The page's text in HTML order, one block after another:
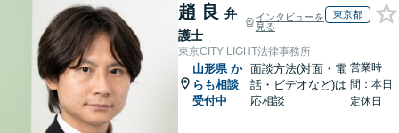
趙 良 弁
護士
インタビューを
見る
東京都
東京CITY LIGHT法律事務所
山形県 か
らも相談
受付中
面談方法(対面・電
話・ビデオなど)は
応相談
営業時
間：本日
定休日